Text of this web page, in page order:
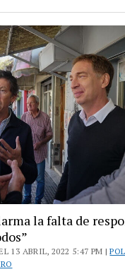
la falta de
13 ABRIL, 2022 5:47 PM |